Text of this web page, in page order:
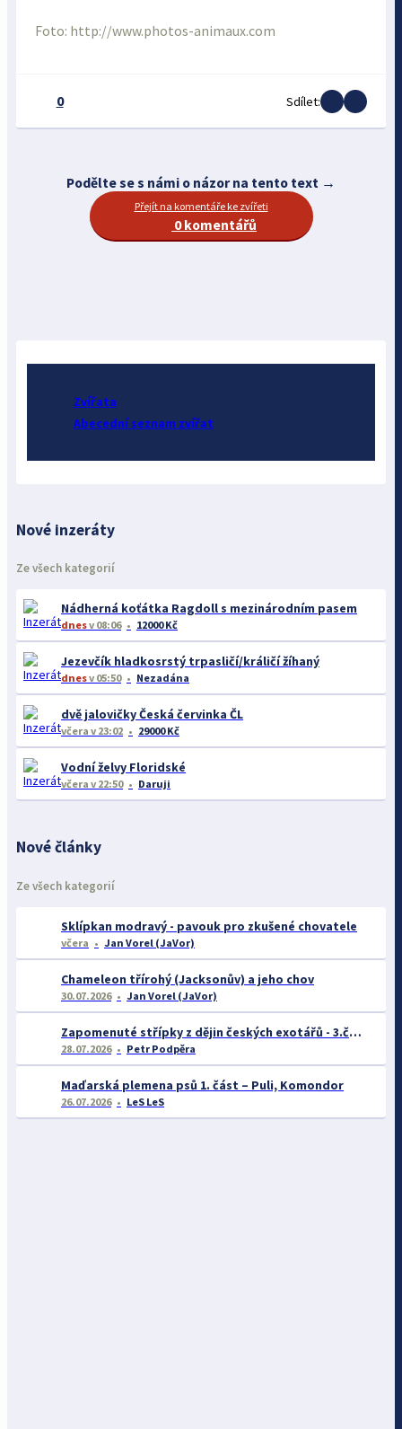
Foto: http://www.photos-animaux.com
0 Sdílet:
Podělte se s námi o názor na tento text →
Přejít na komentáře ke zvířeti
0 komentářů
Zvířata
Abecední seznam zvířat
Nové inzeráty
Ze všech kategorií
Nádherná koťátka Ragdoll s mezinárodním pasem
dnesv 08:06 12000 Kč
Jezevčík hladkosrstý trpasličí/králičí žíhaný
dnesv 05:50 Nezadána
dvě jalovičky Česká červinka ČL
včera v 23:02 29000 Kč
Vodní želvy Floridské
včera v 22:50 Daruji
Nové články
Ze všech kategorií
Sklípkan modravý - pavouk pro zkušené chovatele
včera Jan Vorel (JaVor)
Chameleon třírohý (Jacksonův) a jeho chov
30.07.2026 Jan Vorel (JaVor)
Zapomenuté střípky z dějin českých exotářů - 3.část
28.07.2026 Petr Podpěra
Maďarská plemena psů 1. část – Puli, Komondor
26.07.2026 LeS LeS